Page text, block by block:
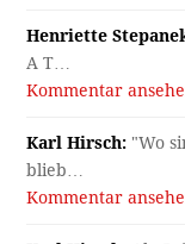
Henriette
A T…
Kommentar
Karl Hirsch: "Wo
blieb…
Kommentar